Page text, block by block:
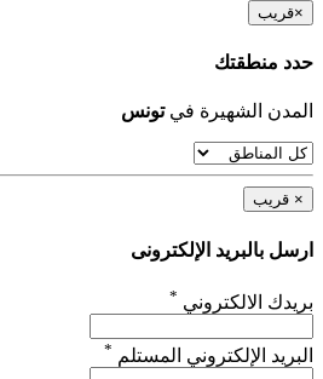
×قريب
حدد منطقتك
المدن الشهيرة فيتونس
× قريب
ارسل بالبريد الإلكترونى
بريدك الالكتروني *
البريد الإلكتروني المستلم *